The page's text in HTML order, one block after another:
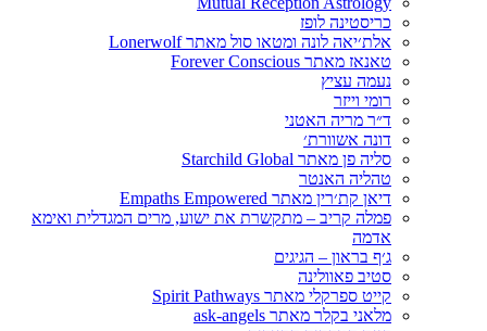
כריסטינה לופז
אלת׳יאה לונה ומטאו סול מאתר Lonerwolf
טאנאז מאתר Forever Conscious
נעמה עציץ
רומי וייזר
ד״ר מריה האטני
דונה אשוורת׳
סליה פן מאתר Starchild Global
טהליה האנטר
דיאן קת׳רין מאתר Empaths Empowered
פמלה קריב – מתקשרת את ישוע, מרים המגדלית ואימא
אדמה
ג׳ף בראון – הגיגים
סטיב פאוולינה
קייט ספרקלי מאתר Spirit Pathways
מלאני בקלר מאתר ask-angels